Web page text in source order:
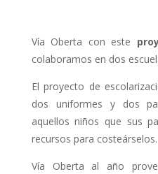
Vía Oberta con este
colaboramos en dos
El proyecto de
dos uniformes y dos
aquellos niños que sus
recursos para costeárselos.
Vía Oberta al año